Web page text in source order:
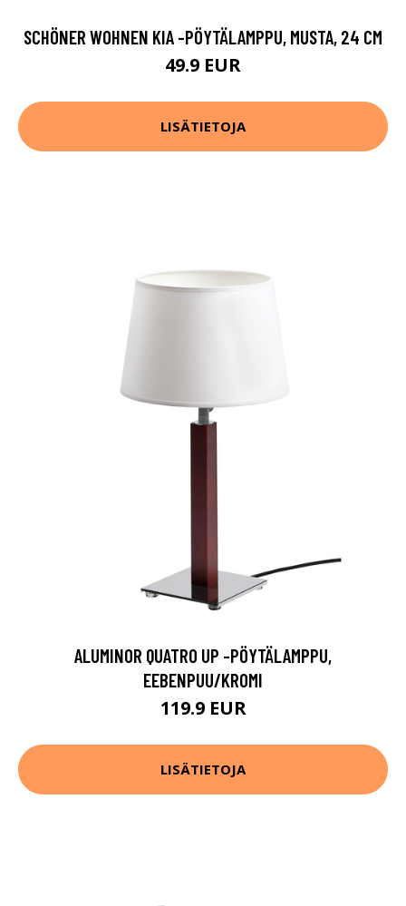
SCHÖNER WOHNEN KIA -PÖYTÄLAMPPU, MUSTA, 24 CM
49.9 EUR
LISÄTIETOJA
ALUMINOR QUATRO UP -PÖYTÄLAMPPU,
EEBENPUU/KROMI
119.9 EUR
LISÄTIETOJA